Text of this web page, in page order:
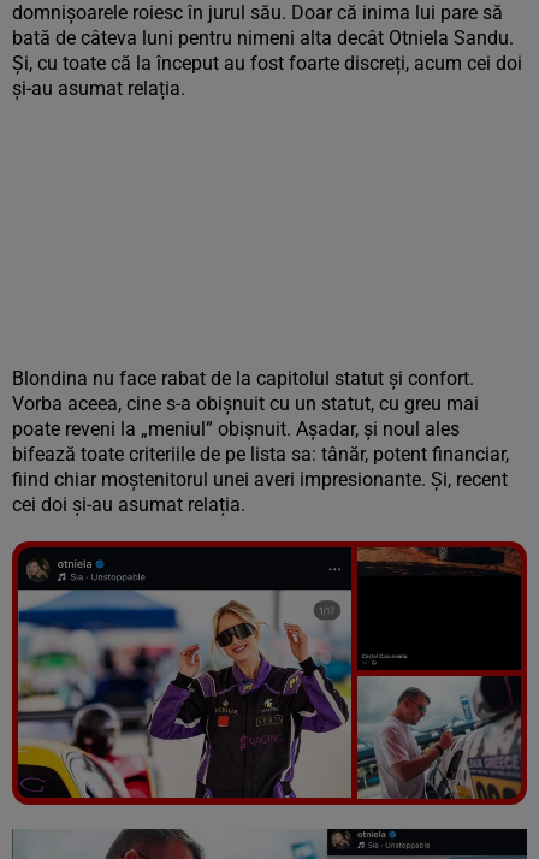
domnișoarele roiesc în jurul său. Doar că inima lui pare să
bată de câteva luni pentru nimeni alta decât Otniela Sandu.
Și, cu toate că la început au fost foarte discreți, acum cei doi
și-au asumat relația.
Blondina nu face rabat de la capitolul statut și confort.
Vorba aceea, cine s-a obișnuit cu un statut, cu greu mai
poate reveni la „meniul” obișnuit. Așadar, și noul ales
bifează toate criteriile de pe lista sa: tânăr, potent financiar,
fiind chiar moștenitorul unei averi impresionante. Și, recent
cei doi și-au asumat relația.
Vezi galeria foto
8 poze